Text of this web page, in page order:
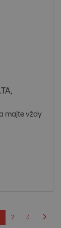
majte vždy
2 3